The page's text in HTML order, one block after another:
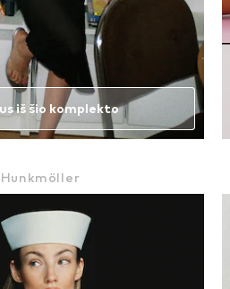
iš šio komplekto